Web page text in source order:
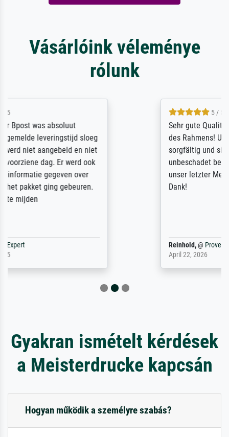
Vásárlóink véleménye
rólunk
Sehr gute Qualität des Leinwanddrucks und
des Rahmens! Unser Bild wurde sehr
sorgfältig und sicher verpackt, so dass es
unbeschadet bei uns ankam. Es wird nicht
unser letzter Meisterdruck sein. Vielen
Dank!
Gyakran ismételt kérdések
a Meisterdrucke kapcsán
Hogyan működik a személyre szabás?